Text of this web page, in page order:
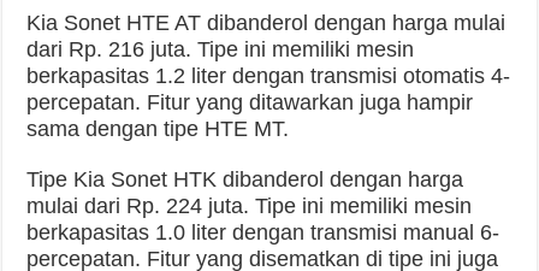
Kia Sonet HTE AT dibanderol dengan harga mulai
dari Rp. 216 juta. Tipe ini memiliki mesin
berkapasitas 1.2 liter dengan transmisi otomatis 4-
percepatan. Fitur yang ditawarkan juga hampir
sama dengan tipe HTE MT.
Tipe Kia Sonet HTK dibanderol dengan harga
mulai dari Rp. 224 juta. Tipe ini memiliki mesin
berkapasitas 1.0 liter dengan transmisi manual 6-
percepatan. Fitur yang disematkan di tipe ini juga